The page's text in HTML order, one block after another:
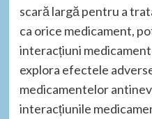
scară largă pentru a
ca orice medicament,
interacțiuni
explora efectele
medicamentelor
interacțiunile